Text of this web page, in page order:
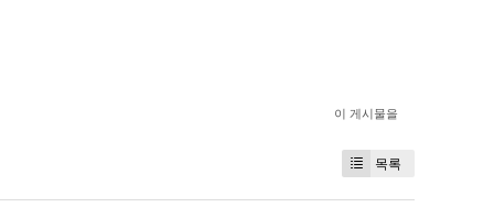
이 게시물을
목록